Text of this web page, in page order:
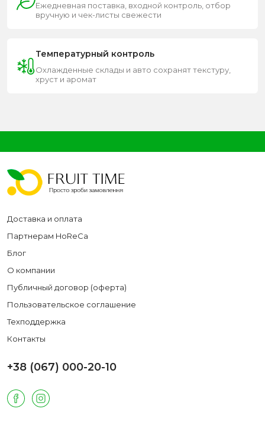
Ежедневная поставка, входной контроль, отбор
вручную и чек-листы свежести
Температурный контроль
Охлажденные склады и авто сохранят текстуру,
хруст и аромат
Доставка и оплата
Партнерам HoReCa
Блог
О компании
Публичный договор (оферта)
Пользовательское соглашение
Техподдержка
Контакты
+38 (067) 000-20-10